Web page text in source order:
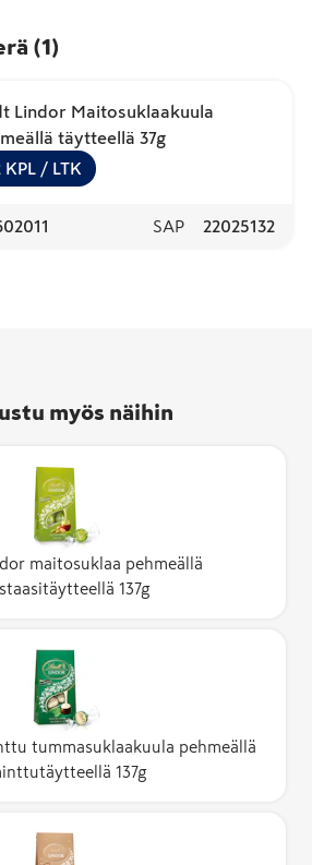
(1)
Lindor Maitosuklaakuula
täytteellä 37g
KPL / LTK
SAP 22025132
myös näihin
maitosuklaa pehmeällä
137g
tummasuklaakuula pehmeällä
137g